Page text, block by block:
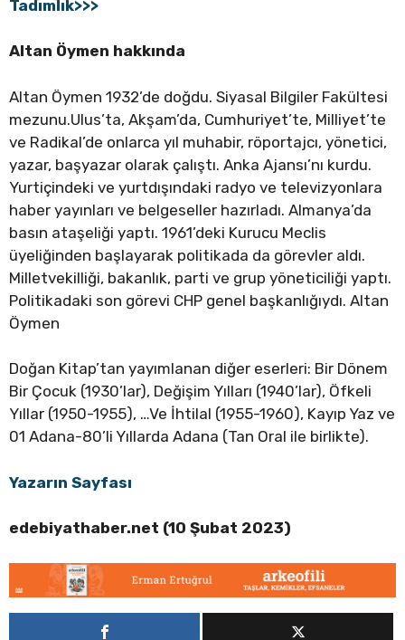
Tadımlık>>>
Altan Öymen hakkında
Altan Öymen 1932’de doğdu. Siyasal Bilgiler Fakültesi
mezunu.Ulus’ta, Akşam’da, Cumhuriyet’te, Milliyet’te
ve Radikal’de onlarca yıl muhabir, röportajcı, yönetici,
yazar, başyazar olarak çalıştı. Anka Ajansı’nı kurdu.
Yurtiçindeki ve yurtdışındaki radyo ve televizyonlara
haber yayınları ve belgeseller hazırladı. Almanya’da
basın ataşeliği yaptı. 1961’deki Kurucu Meclis
üyeliğinden başlayarak politikada da görevler aldı.
Milletvekilliği, bakanlık, parti ve grup yöneticiliği yaptı.
Politikadaki son görevi CHP genel başkanlığıydı. Altan
Öymen
Doğan Kitap’tan yayımlanan diğer eserleri: Bir Dönem
Bir Çocuk (1930’lar), Değişim Yılları (1940’lar), Öfkeli
Yıllar (1950-1955), …Ve İhtilal (1955-1960), Kayıp Yaz ve
01 Adana-80’li Yıllarda Adana (Tan Oral ile birlikte).
Yazarın Sayfası
edebiyathaber.net (10 Şubat 2023)